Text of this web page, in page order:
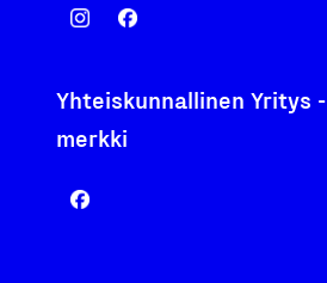
Yhteiskunnallinen Yritys -
merkki